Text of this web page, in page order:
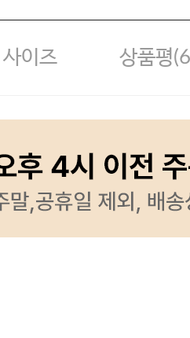
사이즈 상품평(6